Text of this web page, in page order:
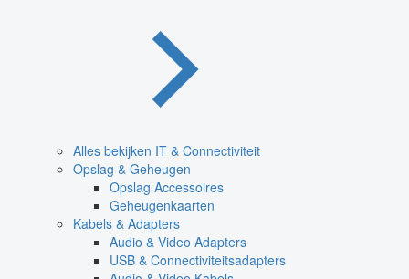
Alles bekijken IT & Connectiviteit
Opslag & Geheugen
Opslag Accessoires
Geheugenkaarten
Kabels & Adapters
Audio & Video Adapters
USB & Connectiviteitsadapters